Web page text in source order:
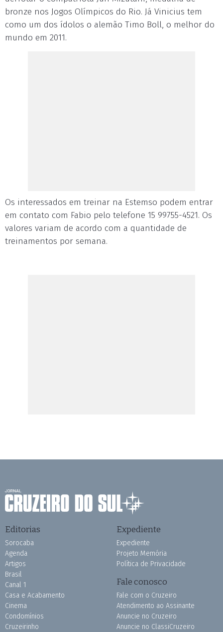
bronze nos Jogos Olímpicos do Rio. Já Vinicius tem
como um dos ídolos o alemão Timo Boll, o melhor do
mundo em 2011.
Os interessados em treinar na Estemso podem entrar
em contato com Fabio pelo telefone 15 99755-4521. Os
valores variam de acordo com a quantidade de
treinamentos por semana.
Editorias
Sorocaba
Agenda
Artigos
Brasil
Canal 1
Casa e Acabamento
Cinema
Condomínios
Cruzeirinho
Expediente
Expediente
Projeto Memória
Política de Privacidade
Fale conosco
Fale com o Cruzeiro
Atendimento ao Assinante
Anuncie no Cruzeiro
Anuncie no ClassiCruzeiro